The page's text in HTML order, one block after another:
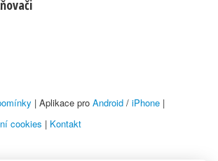
| Aplikace pro Android / iPhone |
cookies | Kontakt